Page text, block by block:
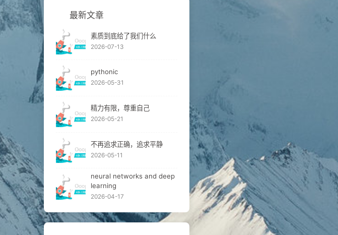
最新文章
素质到底给了我们什么
2026-07-13
pythonic
2026-05-31
精力有限，尊重自己
2026-05-21
不再追求正确，追求平静
2026-05-11
neural networks and deep
learning
2026-04-17